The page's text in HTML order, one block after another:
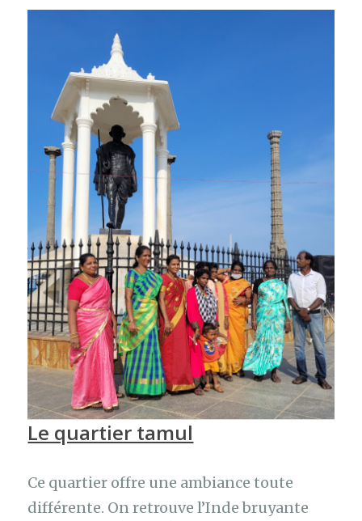
Le quartier tamul
Ce quartier offre une ambiance toute
différente. On retrouve l’Inde bruyante